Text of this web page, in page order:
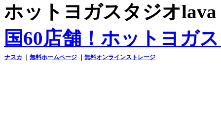
ホットヨガスタジオ
国60店舗！ホットヨガ
ナスカ ｜ 無料ホームページ ｜ 無料オンラインストレージ